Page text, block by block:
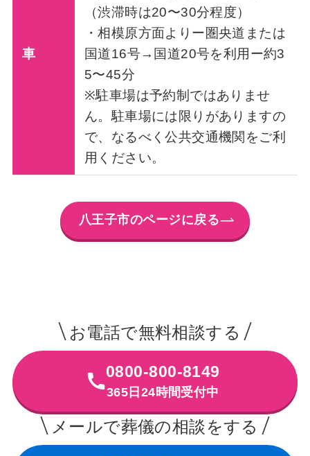
車
（渋滞時は20〜30分程度）
・相模原方面よりー圏央道または
国道16号→国道20号を利用ー約3
5〜45分
※駐車場は予約制ではありませ
ん。駐車場には限りがありますの
で、なるべく公共交通機関をご利
用ください。
八王子市のページに戻る
お電話で無料相談する
0800-800-8149
365日24時間受付中
メールで葬儀の相談をする